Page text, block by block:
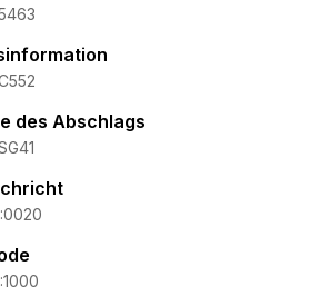
des Abschlags